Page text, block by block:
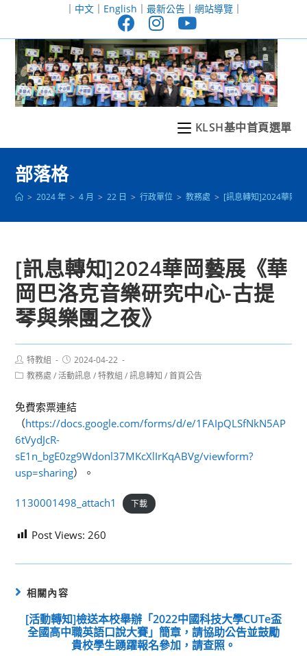
至
｜ 中文｜ English ｜ 最新公告｜ 網站導覽｜
KLSH基中首頁選單
部落格
> 2024 年 > 4 月 > 22 日 > 行政單位 > 教務處 > [訊息轉知]2024華岡
[訊息轉知]2024華岡藝展《華
岡巴洛克音樂研究中心-古提
琴與樂團之夜》
Post
author:
特教組
Post
published:
2024-04-22
Post教務處 / 活動訊息 / 特教組 / 訊息轉知 / 首頁公告
免費索票連結
（https://docs.google.com/forms/d/e/1FAIpQLSfNkN5AP
6tVydJcR-
sE1n_bgE0zg9Wdonl37MKcXlIrKqABVg/viewform?
usp=sharing）。
1130001498_attach1 下載
Post Views: 260
相關內容
[活動轉知]檢送本校舉辦「2022中國科技大學CUTe盃
全國高中職英語口說大賽」簡章，請協助公告並鼓勵
貴校學生踴躍報名參加，請查照。